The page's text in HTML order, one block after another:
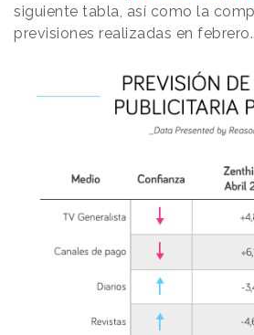
siguiente tabla, así como la
previsiones realizadas en febrero.